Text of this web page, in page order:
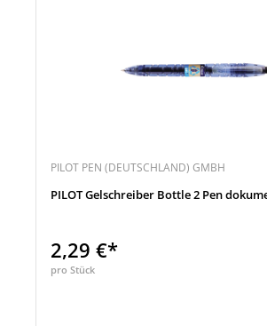
PILOT PEN (DEUTSCHLAND) GMBH
PILOT Gelschreiber Bottle 2 Pen
2,29 €*
pro Stück